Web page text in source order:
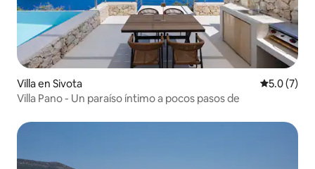
Villa en Sivota
5.0 (7)
Villa Pano - Un paraíso íntimo a pocos pasos de